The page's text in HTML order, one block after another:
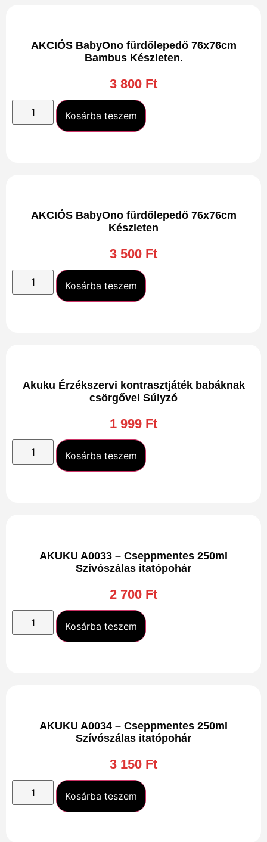
AKCIÓS BabyOno fürdőlepedő 76x76cm
Bambus Készleten.
3 800 Ft
Kosárba teszem
AKCIÓS BabyOno fürdőlepedő 76x76cm
Készleten
3 500 Ft
Kosárba teszem
Akuku Érzékszervi kontrasztjáték babáknak
csörgővel Súlyzó
1 999 Ft
Kosárba teszem
AKUKU A0033 – Cseppmentes 250ml
Szívószálas itatópohár
2 700 Ft
Kosárba teszem
AKUKU A0034 – Cseppmentes 250ml
Szívószálas itatópohár
3 150 Ft
Kosárba teszem